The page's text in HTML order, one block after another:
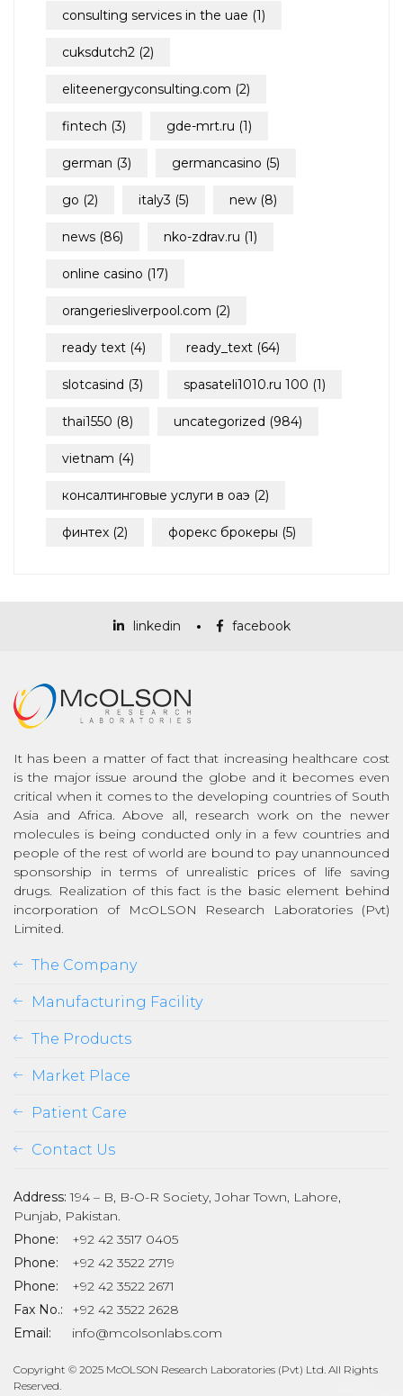
consulting services in the uae (1)
cuksdutch2 (2)
eliteenergyconsulting.com (2)
fintech (3) gde-mrt.ru (1)
german (3) germancasino (5)
go (2) italy3 (5) new (8)
news (86) nko-zdrav.ru (1)
online casino (17)
orangeriesliverpool.com (2)
ready text (4) ready_text (64)
slotcasind (3) spasateli1010.ru 100 (1)
thai1550 (8) uncategorized (984)
vietnam (4)
консалтинговые услуги в оаэ (2)
финтех (2) форекс брокеры (5)
linkedin facebook
It has been a matter of fact that increasing healthcare cost
is the major issue around the globe and it becomes even
critical when it comes to the developing countries of South
Asia and Africa. Above all, research work on the newer
molecules is being conducted only in a few countries and
people of the rest of world are bound to pay unannounced
sponsorship in terms of unrealistic prices of life saving
drugs. Realization of this fact is the basic element behind
incorporation of McOLSON Research Laboratories (Pvt)
Limited.
The Company
Manufacturing Facility
The Products
Market Place
Patient Care
Contact Us
Address: 194 – B, B-O-R Society, Johar Town, Lahore,
Punjab, Pakistan.
Phone:
+92 42 3517 0405
Phone:
+92 42 3522 2719
Phone:
+92 42 3522 2671
Fax No.:
+92 42 3522 2628
Email:
info@mcolsonlabs.com
Copyright © 2025 McOLSON Research Laboratories (Pvt) Ltd. All Rights
Reserved.